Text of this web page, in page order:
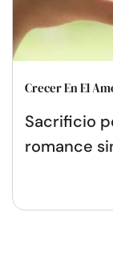
Crecer En El
Sacrificio
romance